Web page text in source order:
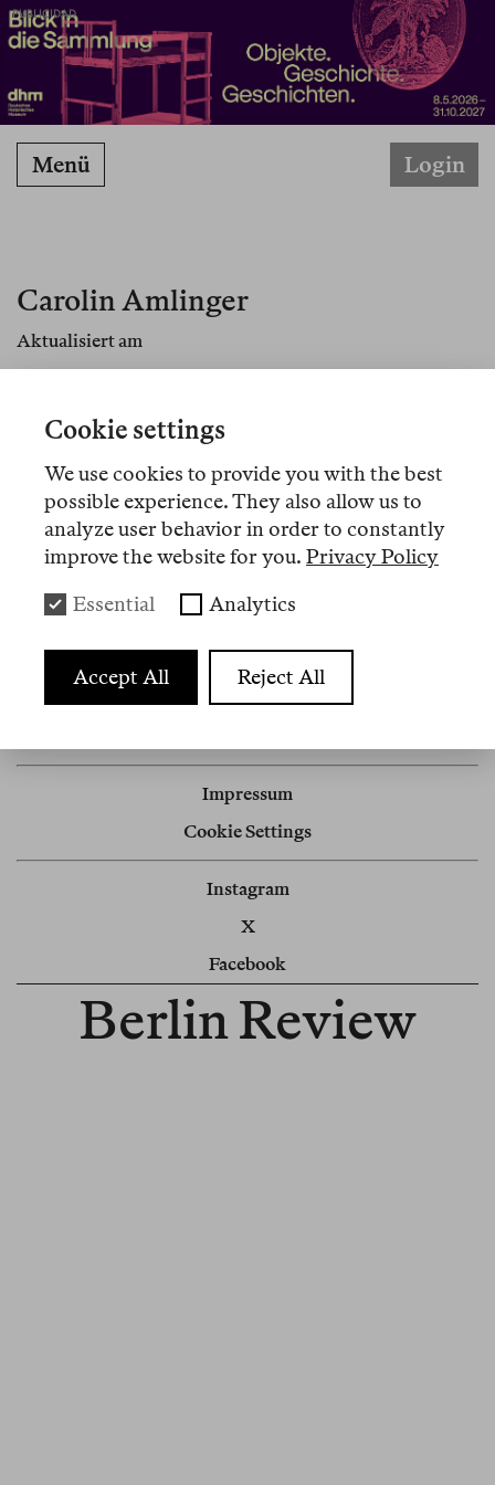
PUBLICIDAD
Menü Login
Carolin Amlinger
Aktualisiert am
forscht zu empirischer Literatursoziologie und
Artikel
Review
Softe Power
Impressum
Cookie Settings
Instagram
X
Facebook
Berlin Review
Cookie settings
We use cookies to provide you with the best
possible experience. They also allow us to
analyze user behavior in order to constantly
improve the website for you. Privacy Policy
Essential Analytics
Accept All Reject All